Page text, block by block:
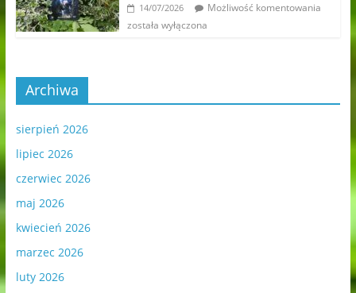
14/07/2026
Możliwość komentowania
została wyłączona
Archiwa
sierpień 2026
lipiec 2026
czerwiec 2026
maj 2026
kwiecień 2026
marzec 2026
luty 2026